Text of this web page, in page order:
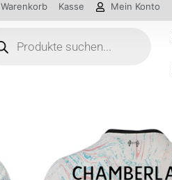
Warenkorb Kasse Mein Konto